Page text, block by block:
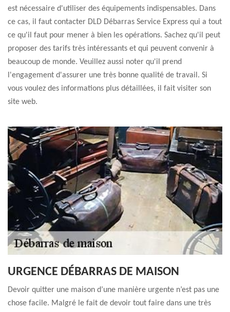
est nécessaire d'utiliser des équipements indispensables. Dans
ce cas, il faut contacter DLD Débarras Service Express qui a tout
ce qu'il faut pour mener à bien les opérations. Sachez qu'il peut
proposer des tarifs très intéressants et qui peuvent convenir à
beaucoup de monde. Veuillez aussi noter qu'il prend
l'engagement d'assurer une très bonne qualité de travail. Si
vous voulez des informations plus détaillées, il fait visiter son
site web.
URGENCE DÉBARRAS DE MAISON
Devoir quitter une maison d’une manière urgente n’est pas une
chose facile. Malgré le fait de devoir tout faire dans une très